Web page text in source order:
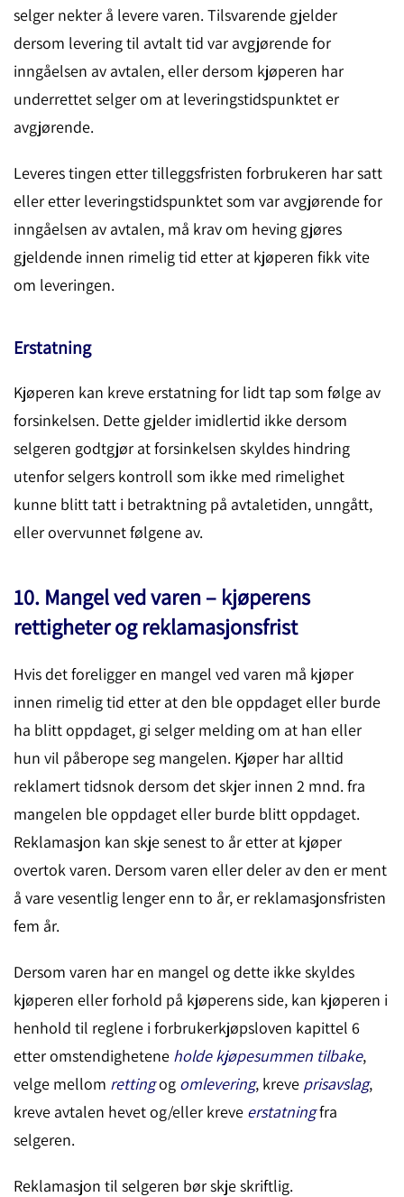
selger nekter å levere varen. Tilsvarende gjelder
dersom levering til avtalt tid var avgjørende for
inngåelsen av avtalen, eller dersom kjøperen har
underrettet selger om at leveringstidspunktet er
avgjørende.
Leveres tingen etter tilleggsfristen forbrukeren har satt
eller etter leveringstidspunktet som var avgjørende for
inngåelsen av avtalen, må krav om heving gjøres
gjeldende innen rimelig tid etter at kjøperen fikk vite
om leveringen.
Erstatning
Kjøperen kan kreve erstatning for lidt tap som følge av
forsinkelsen. Dette gjelder imidlertid ikke dersom
selgeren godtgjør at forsinkelsen skyldes hindring
utenfor selgers kontroll som ikke med rimelighet
kunne blitt tatt i betraktning på avtaletiden, unngått,
eller overvunnet følgene av.
10. Mangel ved varen – kjøperens
rettigheter og reklamasjonsfrist
Hvis det foreligger en mangel ved varen må kjøper
innen rimelig tid etter at den ble oppdaget eller burde
ha blitt oppdaget, gi selger melding om at han eller
hun vil påberope seg mangelen. Kjøper har alltid
reklamert tidsnok dersom det skjer innen 2 mnd. fra
mangelen ble oppdaget eller burde blitt oppdaget.
Reklamasjon kan skje senest to år etter at kjøper
overtok varen. Dersom varen eller deler av den er ment
å vare vesentlig lenger enn to år, er reklamasjonsfristen
fem år.
Dersom varen har en mangel og dette ikke skyldes
kjøperen eller forhold på kjøperens side, kan kjøperen i
henhold til reglene i forbrukerkjøpsloven kapittel 6
etter omstendighetene holde kjøpesummen tilbake,
velge mellom rettingog omlevering, kreve prisavslag,
kreve avtalen hevet og/eller kreve erstatningfra
selgeren.
Reklamasjon til selgeren bør skje skriftlig.